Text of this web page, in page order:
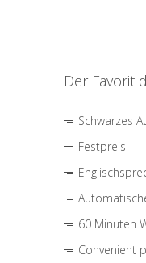
Der Favorit
Schwarzes
Festpreis
60 Minuten
Convenient